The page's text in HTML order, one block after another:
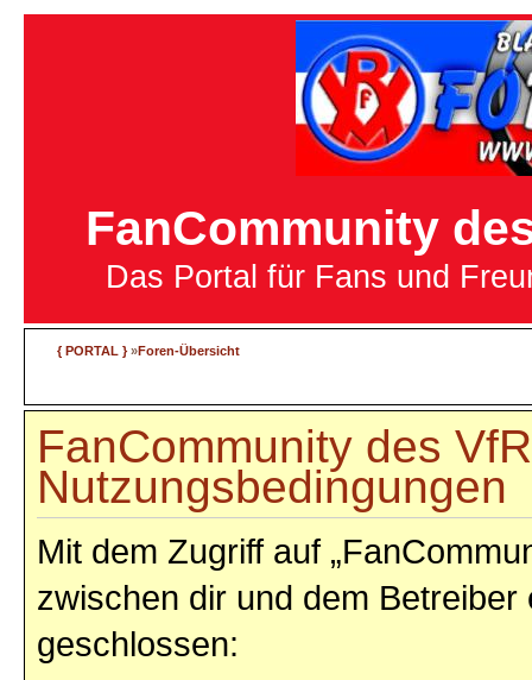
FanCommunity
Das Portal für Fans und
{ PORTAL }»Foren-Übersicht
FanCommunity des
Nutzungsbedingungen
Mit dem Zugriff auf
zwischen dir und dem
geschlossen: